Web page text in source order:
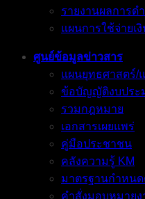
รายงานผลการด
แผนการใช้จ่ายเ
ศูนย์ข้อมูลข่าวสาร
แผนยุทธศาสตร์
ข้อบัญญัติงบประ
รวมกฎหมาย
เอกสารเผยแพร่
คู่มือประชาชน
คลังความรู้ KM
มาตรฐานกำหน
คำสั่งมอบหมายง